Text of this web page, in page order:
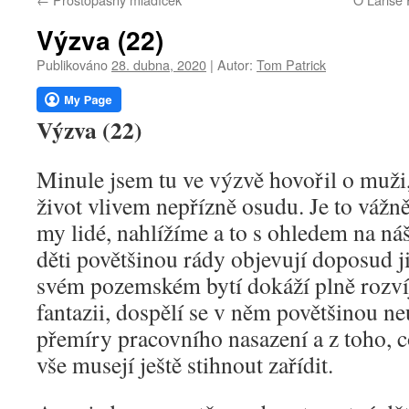
webu
Výzva (22)
Publikováno28. dubna, 2020 | Autor: Tom Patrick
Výzva (22)
Minule jsem tu ve výzvě hovořil o
život vlivem nepřízně osudu. Je to
my lidé, nahlížíme a to s ohledem na
děti povětšinou rády objevují doposud
svém pozemském bytí dokáží plně
fantazii, dospělí se v něm povětšinou
přemíry pracovního nasazení a z toho,
vše musejí ještě stihnout zařídit.